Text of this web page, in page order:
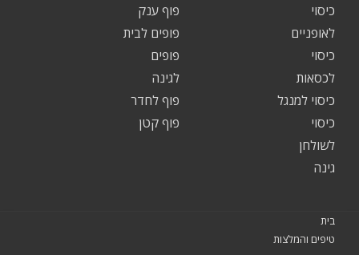
פוף ענק
פופים לבית
פופים
לגינה
פוף לחדר
פוף קטן
כיסוי
לאופניים
כיסוי
לכסאות
כיסוי למנגל
כיסוי
לשולחן
גינה
בית
טיפים והמלצות